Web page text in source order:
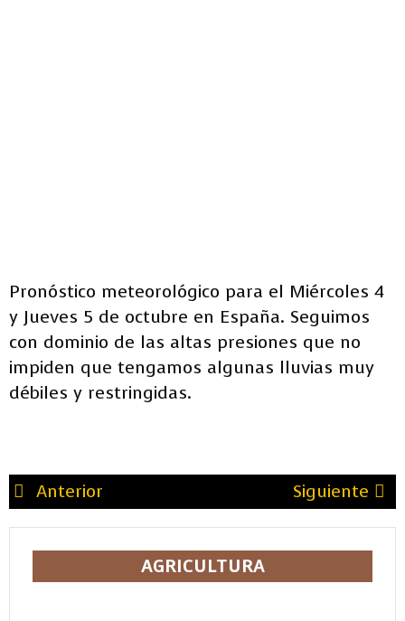
Pronóstico meteorológico para el Miércoles 4
y Jueves 5 de octubre en España. Seguimos
con dominio de las altas presiones que no
impiden que tengamos algunas lluvias muy
débiles y restringidas.
Anterior Siguiente
AGRICULTURA